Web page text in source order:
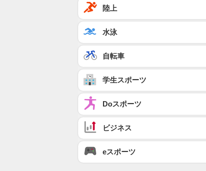
陸上
水泳
自転車
学生スポーツ
Doスポーツ
ビジネス
eスポーツ